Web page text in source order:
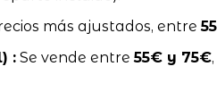
más ajustados, entre
:Se vende entre55€ y 75€